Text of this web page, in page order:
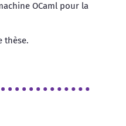
OCaml pour la
thèse.